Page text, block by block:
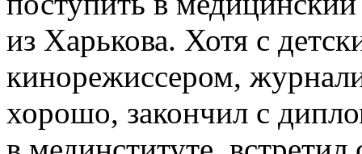
из Харькова. Хотя с
кинорежиссером,
хорошо, закончил с